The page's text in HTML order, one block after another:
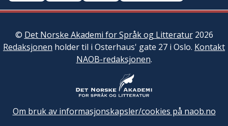
© Det Norske Akademi for Språk og Litteratur2026
Redaksjonen holder til i Osterhaus' gate 27 i Oslo. Kontakt
NAOB-redaksjonen.
Om bruk av informasjonskapsler/cookies på naob.no